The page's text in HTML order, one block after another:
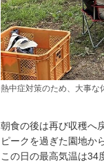
熱中症対策のため、大事な
朝食の後は再び収穫へ
ピークを過ぎた園地か
この日の最高気温は34